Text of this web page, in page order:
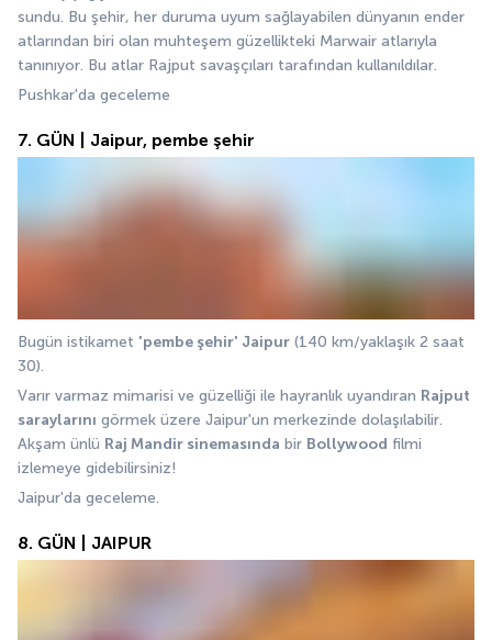
sundu. Bu şehir, her duruma uyum sağlayabilen dünyanın ender
atlarından biri olan muhteşem güzellikteki Marwair atlarıyla
tanınıyor. Bu atlar Rajput savaşçıları tarafından kullanıldılar.
Pushkar'da geceleme
7. GÜN | Jaipur, pembe şehir
Bugün istikamet 'pembe şehir' Jaipur (140 km/yaklaşık 2 saat
30).
Varır varmaz mimarisi ve güzelliği ile hayranlık uyandıran Rajput
saraylarını görmek üzere Jaipur'un merkezinde dolaşılabilir.
Akşam ünlü Raj Mandir sinemasında bir Bollywood filmi
izlemeye gidebilirsiniz!
Jaipur'da geceleme.
8. GÜN | JAIPUR